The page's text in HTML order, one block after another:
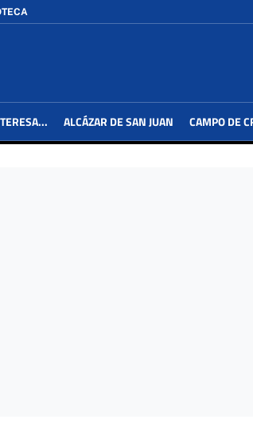
ALCÁZAR DE SAN JUAN CAMPO DE